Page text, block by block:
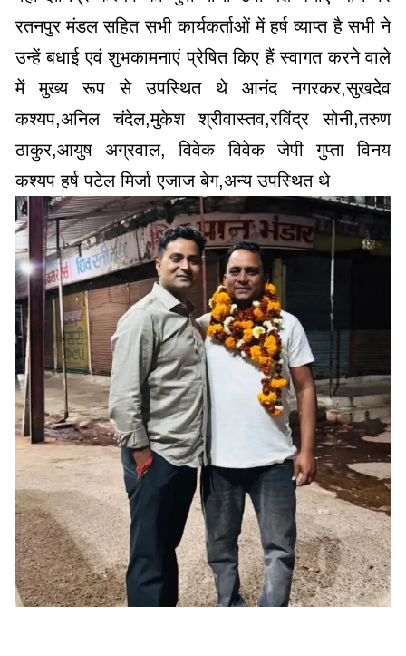
रतनपुर मंडल सहित सभी कार्यकर्ताओं में हर्ष व्याप्त है सभी ने
उन्हें बधाई एवं शुभकामनाएं प्रेषित किए हैं स्वागत करने वाले
में मुख्य रूप से उपस्थित थे आनंद नगरकर,सुखदेव
कश्यप,अनिल चंदेल,मुकेश श्रीवास्तव,रविंद्र सोनी,तरुण
ठाकुर,आयुष अग्रवाल, विवेक विवेक जेपी गुप्ता विनय
कश्यप हर्ष पटेल मिर्जा एजाज बेग,अन्य उपस्थित थे